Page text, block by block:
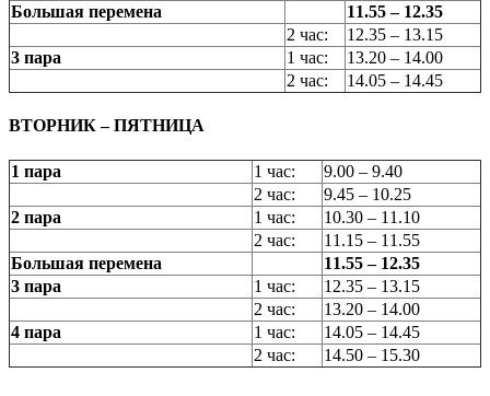
Большая перемена
11.55 – 12.35
2 час:
12.35 – 13.15
3 пара
1 час:
13.20 – 14.00
2 час:
14.05 – 14.45
ВТОРНИК – ПЯТНИЦА
1 пара 1 час:
9.00 – 9.40
2 час:
9.45 – 10.25
2 пара
1 час:
10.30 – 11.10
2 час:
11.15 – 11.55
Большая перемена
11.55 – 12.35
3 пара
1 час:
12.35 – 13.15
2 час:
13.20 – 14.00
4 пара
1 час:
14.05 – 14.45
2 час:
14.50 – 15.30